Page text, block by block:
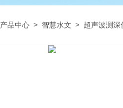
产品中心 > 智慧水文 > 超声波测深